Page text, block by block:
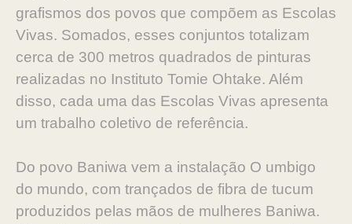
grafismos dos povos que compõem as Escolas
Vivas. Somados, esses conjuntos totalizam
cerca de 300 metros quadrados de pinturas
realizadas no Instituto Tomie Ohtake. Além
disso, cada uma das Escolas Vivas apresenta
um trabalho coletivo de referência.
Do povo Baniwa vem a instalação O umbigo
do mundo, com trançados de fibra de tucum
produzidos pelas mãos de mulheres Baniwa.